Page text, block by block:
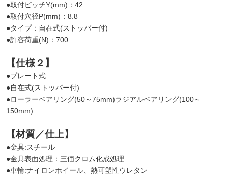
●取付ピッチY(mm)：42
●取付穴径P(mm)：8.8
●タイプ：自在式(ストッパー付)
●許容荷重(N)：700
【仕様２】
●プレート式
●自在式(ストッパー付)
●ローラーベアリング(50～75mm)ラジアルベアリング(100～
150mm)
【材質／仕上】
●金具:スチール
●金具表面処理：三価クロム化成処理
●車輪:ナイロンホイール、熱可塑性ウレタン